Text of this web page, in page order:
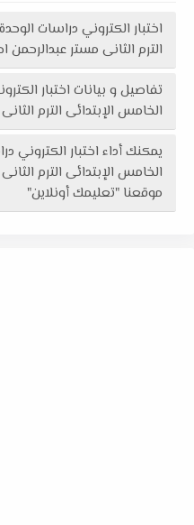
اختبار الكتروني دراسات
الترم الثانى مستر عبدالرحمن
تفاصيل و بيانات اختبار
الخامس الإبتدائى الترم
يمكنك أداء اختبار الكتروني
الخامس الإبتدائى الترم
موقعنا "تعليمك أونلاين"